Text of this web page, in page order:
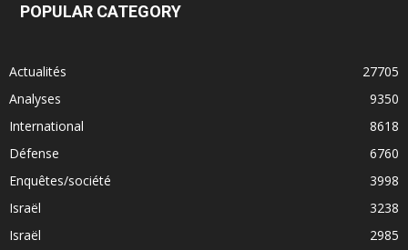
POPULAR CATEGORY
Actualités
27705
Analyses
9350
International
8618
Défense
6760
Enquêtes/société
3998
Israël
3238
Israël
2985